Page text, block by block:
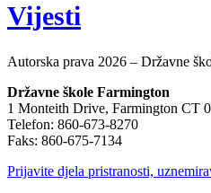
Vijesti
Autorska prava 2026 – Državne
Državne škole Farmington
1 Monteith Drive, Farmington CT
Telefon: 860-673-8270
Faks: 860-675-7134
Prijavite djela pristranosti,